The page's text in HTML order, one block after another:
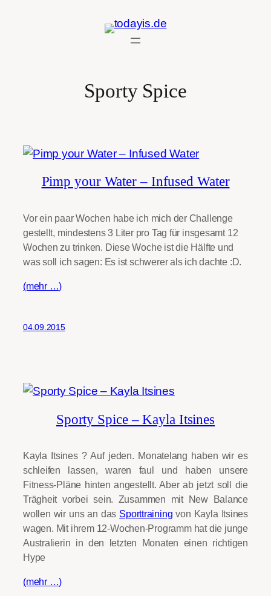
Sporty Spice
Pimp your Water – Infused Water
Vor ein paar Wochen habe ich mich der Challenge
gestellt, mindestens 3 Liter pro Tag für insgesamt 12
Wochen zu trinken. Diese Woche ist die Hälfte und
was soll ich sagen: Es ist schwerer als ich dachte :D.
(mehr …)
04.09.2015
Sporty Spice – Kayla Itsines
Kayla Itsines ? Auf jeden. Monatelang haben wir es
schleifen lassen, waren faul und haben unsere
Fitness-Pläne hinten angestellt. Aber ab jetzt soll die
Trägheit vorbei sein. Zusammen mit New Balance
wollen wir uns an das Sporttraining von Kayla Itsines
wagen. Mit ihrem 12-Wochen-Programm hat die junge
Australierin in den letzten Monaten einen richtigen
Hype
(mehr …)